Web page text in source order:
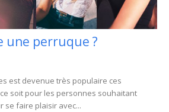
une perruque ?
est devenue très populaire ces
soit pour les personnes souhaitant
se faire plaisir avec...